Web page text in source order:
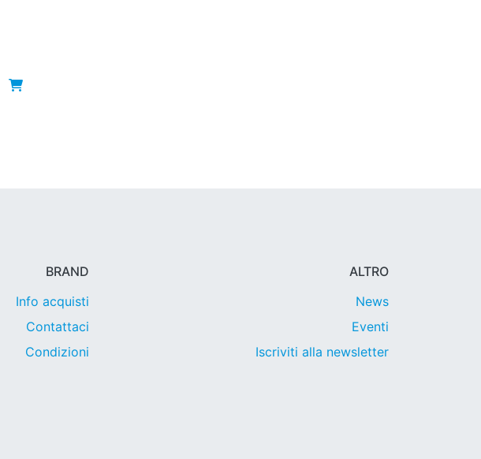
BRAND
Info acquisti
Contattaci
Condizioni
ALTRO
News
Eventi
Iscriviti alla newsletter